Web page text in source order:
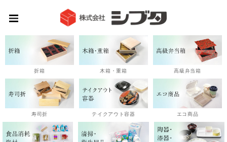
折箱 木箱・重箱 高級弁当箱
寿司折 テイクアウト容器 エコ商品